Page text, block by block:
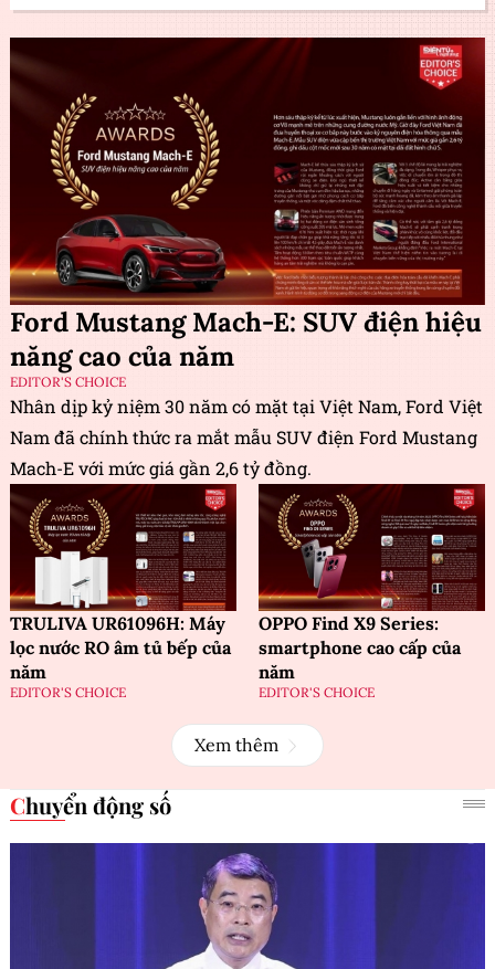
Ford Mustang Mach-E: SUV điện hiệu
năng cao của năm
EDITOR'S CHOICE
Nhân dịp kỷ niệm 30 năm có mặt tại Việt Nam, Ford Việt
Nam đã chính thức ra mắt mẫu SUV điện Ford Mustang
Mach-E với mức giá gần 2,6 tỷ đồng.
TRULIVA UR61096H: Máy
lọc nước RO âm tủ bếp của
năm
EDITOR'S CHOICE
OPPO Find X9 Series:
smartphone cao cấp của
năm
EDITOR'S CHOICE
Xem thêm
Chuyển động số